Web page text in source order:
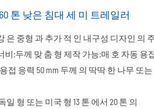
톤 낮은 침대 세 미 트레일러
은 중형 과 추가 적 인 내구성 디자인 의
비;두께 맞 춤 형 제작 가능;매 호 자동
접 응력 50 mm 두께 의 딱딱 한 나무 또
일 형 또는 미국 형 13 톤 에서 20 톤 의